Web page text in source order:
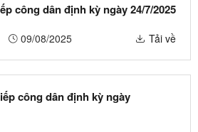
công dân định kỳ ngày 24/7/2025
09/08/2025 Tải về
công dân định kỳ ngày